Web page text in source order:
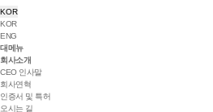
KOR
KOR
ENG
대메뉴
회사소개
CEO 인사말
회사연혁
인증서 및 특허
오시는 길